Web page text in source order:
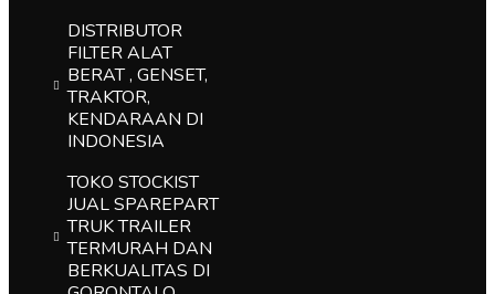
DISTRIBUTOR
FILTER ALAT
BERAT , GENSET,
TRAKTOR,
KENDARAAN DI
INDONESIA
TOKO STOCKIST
JUAL SPAREPART
TRUK TRAILER
TERMURAH DAN
BERKUALITAS DI